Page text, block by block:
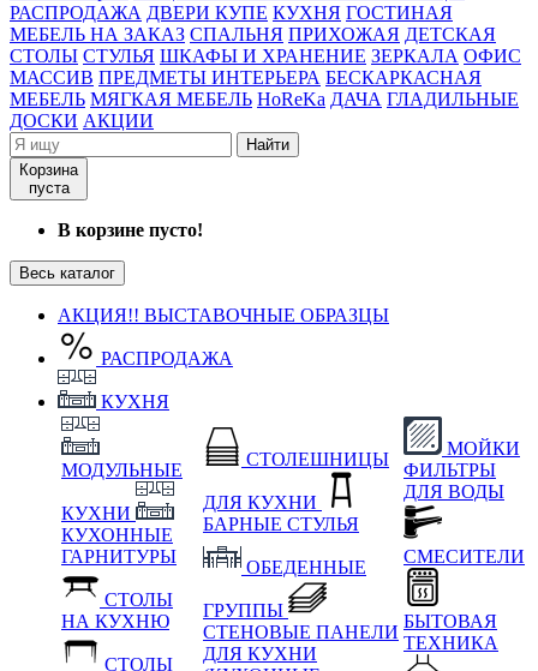
РАСПРОДАЖА ДВЕРИ КУПЕ КУХНЯ ГОСТИНАЯ
МЕБЕЛЬ НА ЗАКАЗ СПАЛЬНЯ ПРИХОЖАЯ ДЕТСКАЯ
СТОЛЫ СТУЛЬЯ ШКАФЫ И ХРАНЕНИЕ ЗЕРКАЛА ОФИС
МАССИВ ПРЕДМЕТЫ ИНТЕРЬЕРА БЕСКАРКАСНАЯ
МЕБЕЛЬ МЯГКАЯ МЕБЕЛЬ HoReKa ДАЧА ГЛАДИЛЬНЫЕ
ДОСКИ АКЦИИ
Найти
Корзина
пуста
В корзине пусто!
Весь каталог
АКЦИЯ!! ВЫСТАВОЧНЫЕ ОБРАЗЦЫ
РАСПРОДАЖА
КУХНЯ
МОДУЛЬНЫЕ
КУХНИ
КУХОННЫЕ
ГАРНИТУРЫ
СТОЛЫ
НА КУХНЮ
СТОЛЫ
СТОЛЕШНИЦЫ
ДЛЯ КУХНИ
БАРНЫЕ СТУЛЬЯ
ОБЕДЕННЫЕ
ГРУППЫ
СТЕНОВЫЕ ПАНЕЛИ
ДЛЯ КУХНИ
МОЙКИ
ФИЛЬТРЫ
ДЛЯ ВОДЫ
СМЕСИТЕЛИ
БЫТОВАЯ
ТЕХНИКА